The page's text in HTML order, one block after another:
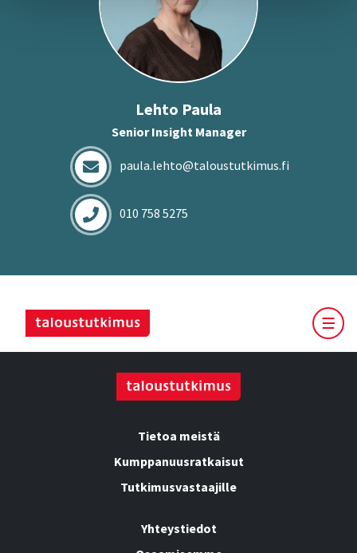
Lehto Paula
Senior Insight Manager
paula.lehto@taloustutkimus.fi
010 758 5275
Tietoa meistä
Kumppanuusratkaisut
Tutkimusvastaajille
Yhteystiedot